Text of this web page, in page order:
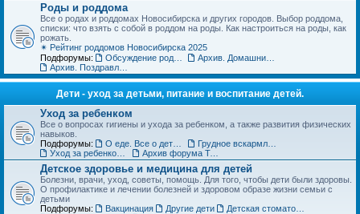
Роды и роддома
Все о родах и роддомах Новосибирска и других городов. Выбор роддома,
списки: что взять с собой в роддом на роды. Как настроиться на роды, как
рожать.
✴ Рейтинг роддомов Новосибирска 2025
Подфорумы:
Дети - уход за детьми, питание и воспитание детей.
Уход за ребенком
Все о вопросах гигиены и ухода за ребенком, а также развития физических
навыков.
Подфорумы:
Архив форума Товары для детей
Детское здоровье и медицина для детей
Болезни, врачи, уход, советы, помощь. Для того, чтобы дети были здоровы.
О профилактике и лечении болезней и здоровом образе жизни семьи с
детьми
Подфорумы:
Вакцинация Другие дети